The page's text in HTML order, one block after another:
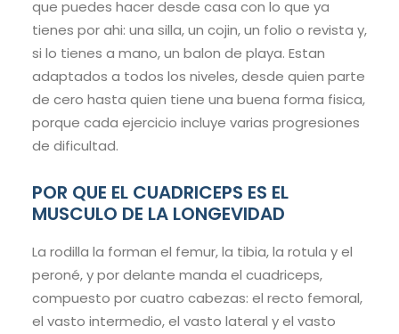
que puedes hacer desde casa con lo que ya
tienes por ahi: una silla, un cojin, un folio o revista y,
si lo tienes a mano, un balon de playa. Estan
adaptados a todos los niveles, desde quien parte
de cero hasta quien tiene una buena forma fisica,
porque cada ejercicio incluye varias progresiones
de dificultad.
POR QUE EL CUADRICEPS ES EL
MUSCULO DE LA LONGEVIDAD
La rodilla la forman el femur, la tibia, la rotula y el
peroné, y por delante manda el cuadriceps,
compuesto por cuatro cabezas: el recto femoral,
el vasto intermedio, el vasto lateral y el vasto